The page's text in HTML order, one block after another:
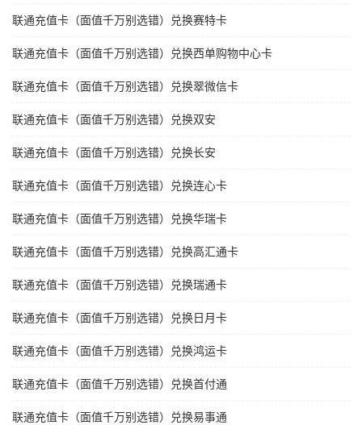
联通充值卡（面值千万别选错）兑换赛特卡
联通充值卡（面值千万别选错）兑换西单购物中心卡
联通充值卡（面值千万别选错）兑换翠微信卡
联通充值卡（面值千万别选错）兑换双安
联通充值卡（面值千万别选错）兑换长安
联通充值卡（面值千万别选错）兑换连心卡
联通充值卡（面值千万别选错）兑换华瑞卡
联通充值卡（面值千万别选错）兑换高汇通卡
联通充值卡（面值千万别选错）兑换瑞通卡
联通充值卡（面值千万别选错）兑换日月卡
联通充值卡（面值千万别选错）兑换鸿运卡
联通充值卡（面值千万别选错）兑换首付通
联通充值卡（面值千万别选错）兑换易事通